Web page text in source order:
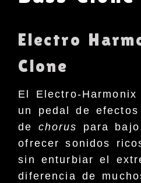
Electro
Clone
El Electro-
un pedal de
de chorus para bajo
ofrecer sonidos
sin enturbiar el
diferencia de